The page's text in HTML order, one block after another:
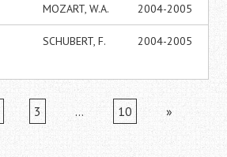
MOZART, W.A. 2004-2005
SCHUBERT, F. 2004-2005
3 … 10 »